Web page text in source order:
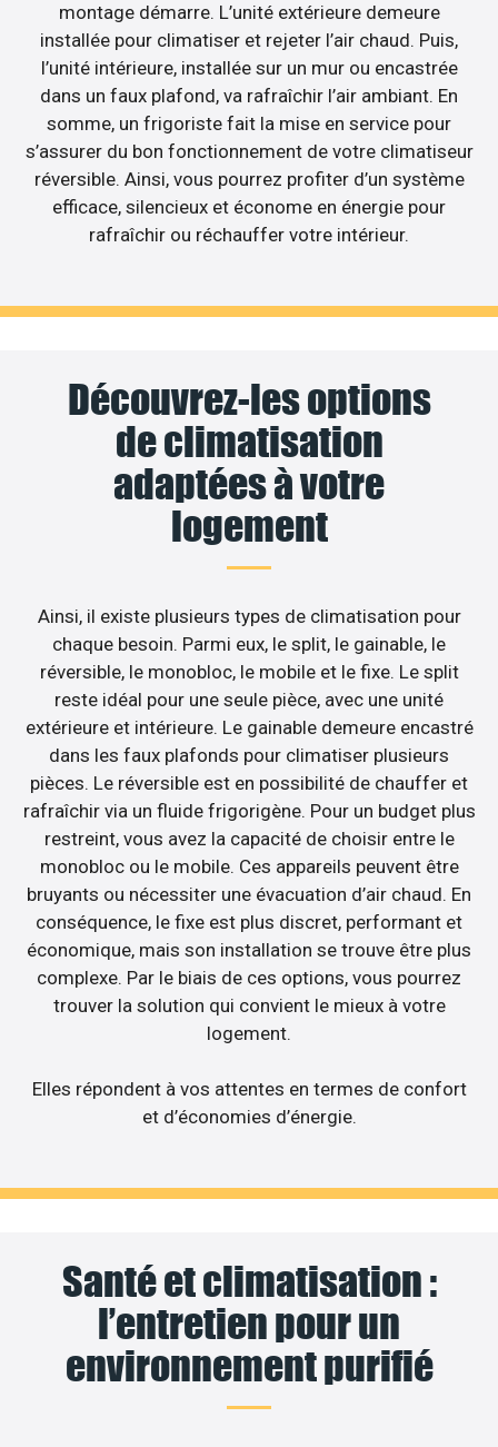
montage démarre. L’unité extérieure demeure
installée pour climatiser et rejeter l’air chaud. Puis,
l’unité intérieure, installée sur un mur ou encastrée
dans un faux plafond, va rafraîchir l’air ambiant. En
somme, un frigoriste fait la mise en service pour
s’assurer du bon fonctionnement de votre climatiseur
réversible. Ainsi, vous pourrez profiter d’un système
efficace, silencieux et économe en énergie pour
rafraîchir ou réchauffer votre intérieur.
Découvrez-les options
de climatisation
adaptées à votre
logement
Ainsi, il existe plusieurs types de climatisation pour
chaque besoin. Parmi eux, le split, le gainable, le
réversible, le monobloc, le mobile et le fixe. Le split
reste idéal pour une seule pièce, avec une unité
extérieure et intérieure. Le gainable demeure encastré
dans les faux plafonds pour climatiser plusieurs
pièces. Le réversible est en possibilité de chauffer et
rafraîchir via un fluide frigorigène. Pour un budget plus
restreint, vous avez la capacité de choisir entre le
monobloc ou le mobile. Ces appareils peuvent être
bruyants ou nécessiter une évacuation d’air chaud. En
conséquence, le fixe est plus discret, performant et
économique, mais son installation se trouve être plus
complexe. Par le biais de ces options, vous pourrez
trouver la solution qui convient le mieux à votre
logement.
Elles répondent à vos attentes en termes de confort
et d’économies d’énergie.
Santé et climatisation :
l’entretien pour un
environnement purifié